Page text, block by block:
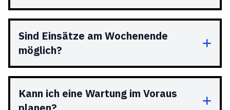
Sind Einsätze am Wochenende
möglich?
Kann ich eine Wartung im Voraus